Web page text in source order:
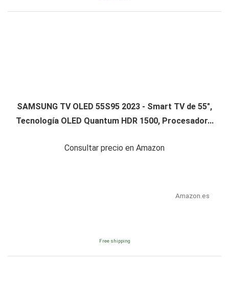
SAMSUNG TV OLED 55S95 2023 - Smart TV de 55",
Tecnología OLED Quantum HDR 1500, Procesador...
Consultar precio en Amazon
Amazon.es
Free shipping